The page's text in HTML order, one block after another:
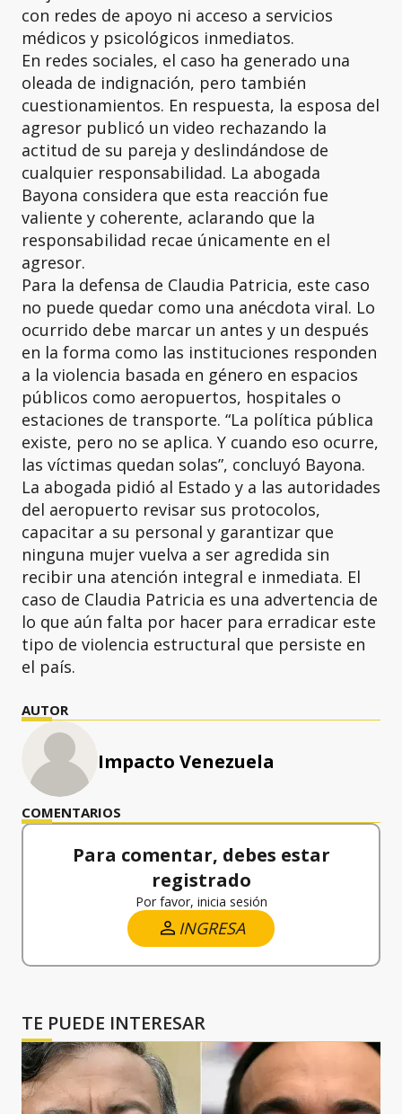
con redes de apoyo ni acceso a servicios
médicos y psicológicos inmediatos.
En redes sociales, el caso ha generado una
oleada de indignación, pero también
cuestionamientos. En respuesta, la esposa del
agresor publicó un video rechazando la
actitud de su pareja y deslindándose de
cualquier responsabilidad. La abogada
Bayona considera que esta reacción fue
valiente y coherente, aclarando que la
responsabilidad recae únicamente en el
agresor.
Para la defensa de Claudia Patricia, este caso
no puede quedar como una anécdota viral. Lo
ocurrido debe marcar un antes y un después
en la forma como las instituciones responden
a la violencia basada en género en espacios
públicos como aeropuertos, hospitales o
estaciones de transporte. “La política pública
existe, pero no se aplica. Y cuando eso ocurre,
las víctimas quedan solas”, concluyó Bayona.
La abogada pidió al Estado y a las autoridades
del aeropuerto revisar sus protocolos,
capacitar a su personal y garantizar que
ninguna mujer vuelva a ser agredida sin
recibir una atención integral e inmediata. El
caso de Claudia Patricia es una advertencia de
lo que aún falta por hacer para erradicar este
tipo de violencia estructural que persiste en
el país.
AUTOR
Impacto Venezuela
COMENTARIOS
Para comentar, debes estar
registrado
Por favor, inicia sesión
INGRESA
TE PUEDE INTERESAR